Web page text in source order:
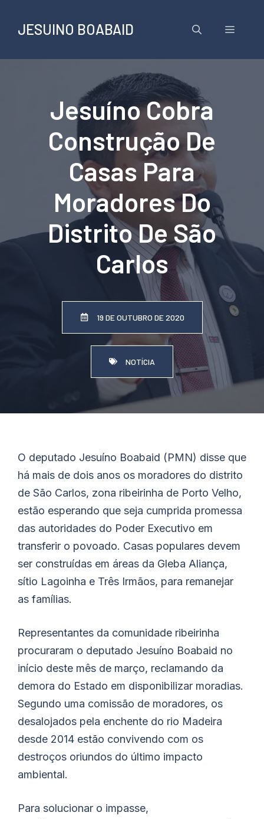
conteúdo
JESUINO BOABAID Menu
Jesuíno Cobra
Construção De
Casas Para
Moradores Do
Distrito De São
Carlos
19 DE OUTUBRO DE 2020
NOTÍCIA
O deputado Jesuíno Boabaid (PMN) disse que
há mais de dois anos os moradores do distrito
de São Carlos, zona ribeirinha de Porto Velho,
estão esperando que seja cumprida promessa
das autoridades do Poder Executivo em
transferir o povoado. Casas populares devem
ser construídas em áreas da Gleba Aliança,
sítio Lagoinha e Três Irmãos, para remanejar
as famílias.
Representantes da comunidade ribeirinha
procuraram o deputado Jesuíno Boabaid no
início deste mês de março, reclamando da
demora do Estado em disponibilizar moradias.
Segundo uma comissão de moradores, os
desalojados pela enchente do rio Madeira
desde 2014 estão convivendo com os
destroços oriundos do último impacto
ambiental.
Para solucionar o impasse,